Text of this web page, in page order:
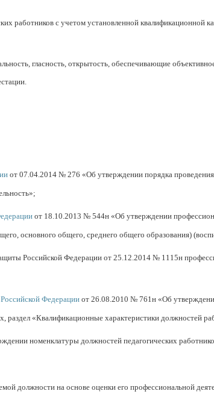
работников с учетом установленной квалификационной
гласность, открытость, обеспечивающие
от 07.04.2014 № 276 «Об утверждении порядка проведения
от 18.10.2013 № 544н «Об утверждении
основного общего, среднего общего образования)
Российской Федерации от 25.12.2014 № 1115н
Федерации от 26.08.2010 № 761н «Об
раздел «Квалификационные характеристики должностей
номенклатуры должностей педагогических
должности на основе оценки его профессиональной